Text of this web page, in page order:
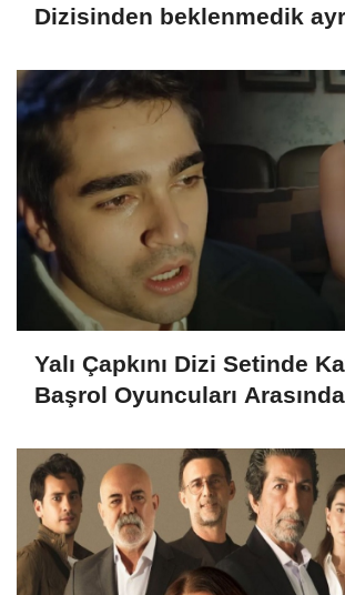
Dizisinden beklenmedik
Yalı Çapkını Dizi Setinde
Başrol Oyuncuları